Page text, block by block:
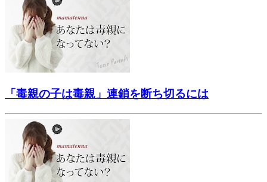
「毒親の子は毒親」連鎖を断ち切るには